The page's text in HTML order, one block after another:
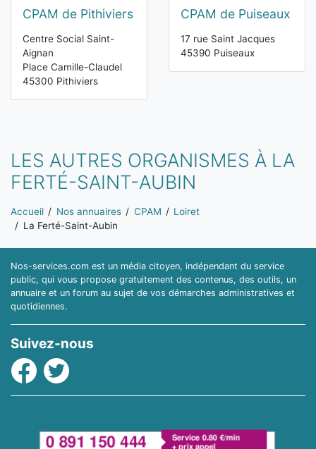
CPAM de Pithiviers
Centre Social Saint-
Aignan
Place Camille-Claudel
45300 Pithiviers
CPAM de Puiseaux
17 rue Saint Jacques
45390 Puiseaux
LES AUTRES ORGANISMES À LA
FERTÉ-SAINT-AUBIN
Vous êtes ici:
Accueil Nos annuaires CPAM
Loiret
La Ferté-Saint-Aubin
Nos-services.com est un média citoyen, indépendant du service
public, qui vous propose gratuitement des contenus, des outils, un
annuaire et un forum au sujet de vos démarches administratives et
quotidiennes.
Suivez-nous
Facebook
Twitter